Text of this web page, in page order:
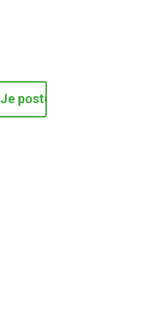
Je postule